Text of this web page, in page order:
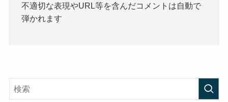
不適切な表現やURL等を含んだコメントは自動で
弾かれます